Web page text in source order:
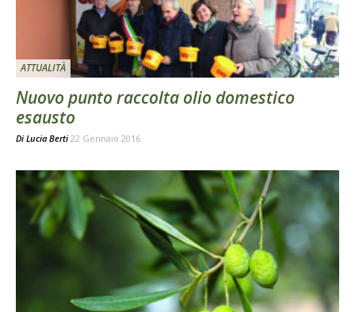
ATTUALITÀ
Nuovo punto raccolta olio domestico
esausto
Di Lucia Berti 22 Gennaio 2016